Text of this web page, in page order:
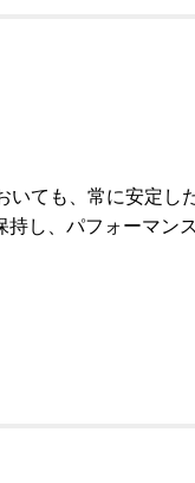
ても、常に安定し
し、パフォーマン